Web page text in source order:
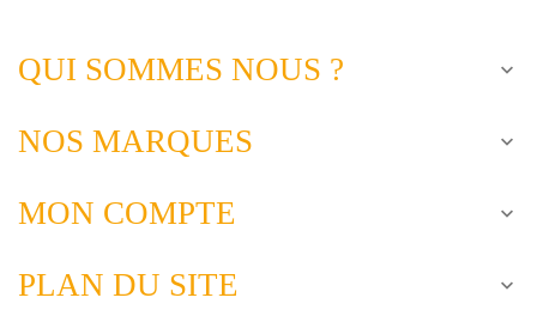
QUI SOMMES NOUS ? 
NOS MARQUES 
MON COMPTE 
PLAN DU SITE 